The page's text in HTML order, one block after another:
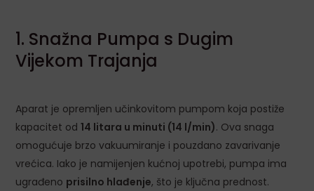
1. Snažna Pumpa s Dugim
Vijekom Trajanja
Aparat je opremljen učinkovitom pumpom koja postiže
kapacitet od 14 litara u minuti (14 l/min). Ova snaga
omogućuje brzo vakuumiranje i pouzdano zavarivanje
vrećica. Iako je namijenjen kućnoj upotrebi, pumpa ima
ugrađeno prisilno hlađenje, što je ključna prednost.